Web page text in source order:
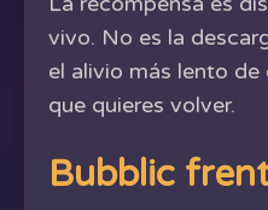
vivo. No es la
el alivio más lento
que quieres volver.
Bubblic